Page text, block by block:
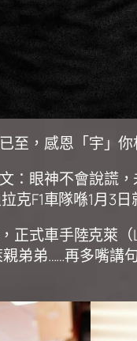
至，感恩「宇」
：眼神不會說謊
F1車隊喺1月3日
式車手陸克萊
弟弟……再多嘴講